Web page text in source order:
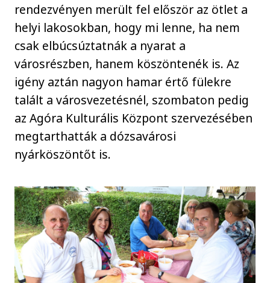
rendezvényen merült fel először az ötlet a
helyi lakosokban, hogy mi lenne, ha nem
csak elbúcsúztatnák a nyarat a
városrészben, hanem köszöntenék is. Az
igény aztán nagyon hamar értő fülekre
talált a városvezetésnél, szombaton pedig
az Agóra Kulturális Központ szervezésében
megtarthatták a dózsavárosi
nyárköszöntőt is.